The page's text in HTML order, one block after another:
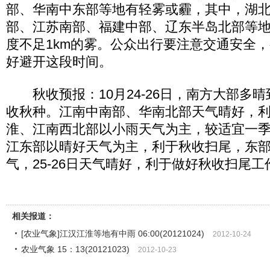
部、华南中东部等地有轻雾或霾，其中，湖
部、江苏南部、福建中部、辽东半岛北部等
度不足1km的雾。公众出行要注意交通安全
好避开这段时间。
秋收预报：10月24-26日，南方大部多晴
收秋种。江南中南部、华南北部天气晴好，
淮、江南西北部以小雨天气为主，较适宜一
江东部以晴好天气为主，利于秋收扫尾，东
气，25-26日天气晴好，利于做好秋收扫尾工
相关报道：
[农业气象]江汉江淮等地有中雨 06:00(20121024)
2012-10-24
农业气象 15：13(20121023) 2012-10-23